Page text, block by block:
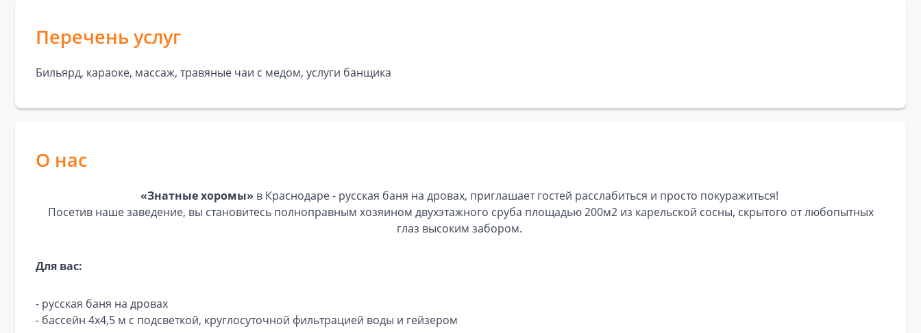
Перечень услуг
Бильярд, караоке, массаж, травяные чаи с медом, услуги банщика
О нас
«Знатные хоромы» в Краснодаре - русская баня на дровах, приглашает гостей расслабиться и просто покуражиться!
Посетив наше заведение, вы становитесь полноправным хозяином двухэтажного сруба площадью 200м2 из карельской сосны, скрытого от любопытных
глаз высоким забором.
Для вас:
- русская баня на дровах
- бассейн 4х4,5 м с подсветкой, круглосуточной фильтрацией воды и гейзером